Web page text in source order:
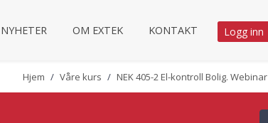
NYHETER OM EXTEK KONTAKT Logg inn
Hjem Våre kurs NEK 405-2 El-kontroll Bolig. Webinar